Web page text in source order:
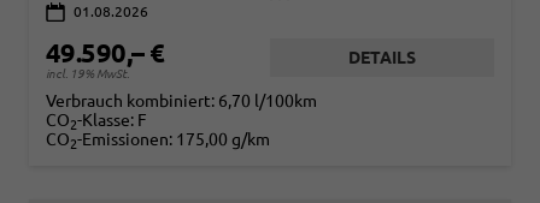
01.08.2026
49.590,– €
incl. 19% MwSt.
DETAILS
Verbrauch kombiniert: 6,70 l/100km
CO2-Klasse: F
CO2-Emissionen: 175,00 g/km